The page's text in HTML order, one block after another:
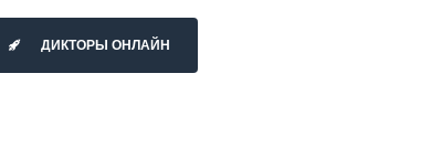
ДИКТОРЫ ОНЛАЙН